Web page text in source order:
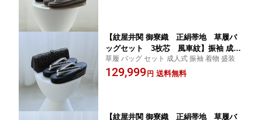
【紋屋井関 御寮織 正絹帯地 草履バ
ッグセット 3枚芯 風車紋】振袖 成人
式 フォーマル用 濃茶系 ブラウン フリ
ーサイズ 西陣紋織 着物 和装 レディー
草履 バッグ セット 成人式 振袖 着物 盛装
129,999 円 送料無料
【紋屋井関 御寮織 正絹帯地 草履バ